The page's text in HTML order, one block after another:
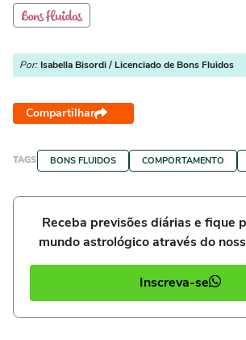
Por: Isabella Bisordi / Licenciado de Bons Fluidos
Compartilhar
TAGS BONS FLUIDOS COMPORTAMENTO
Receba previsões diárias e fique
mundo astrológico através do
Inscreva-se